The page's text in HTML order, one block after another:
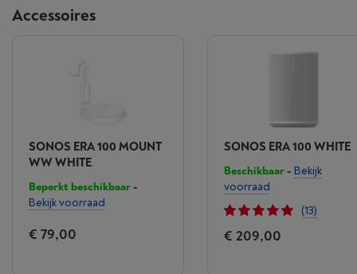
telefoontjes of notificaties.
Bluetooth
Altijd verbonden
Accessoires
SONOS ERA 100 MOUNT
WW WHITE
Beperkt beschikbaar-
Bekijk voorraad
€ 79,00
SONOS ERA 100 WHITE
Beschikbaar- Bekijk
voorraad
(13)
€ 209,00